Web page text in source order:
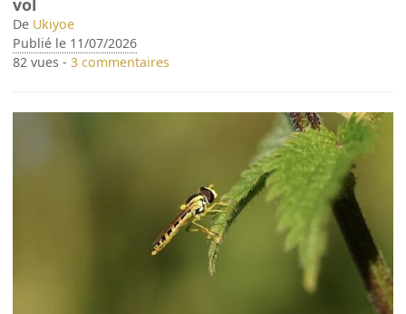
vol
De Ukiyoe
Publié le 11/07/2026
82 vues -3 commentaires